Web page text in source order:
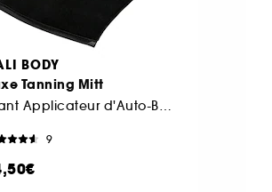
BODY
Tanning Mitt
9